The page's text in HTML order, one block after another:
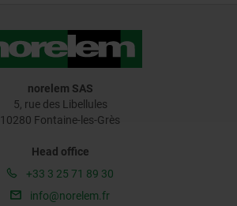
norelem SAS
5, rue des Libellules
10280 Fontaine-les-Grès
Head office
+33 3 25 71 89 30
info@norelem.fr